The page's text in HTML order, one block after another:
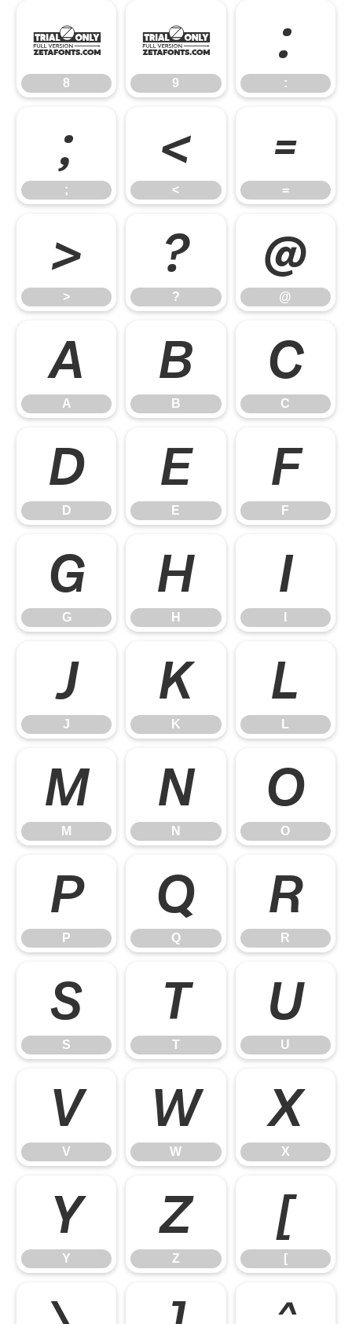
8
8
9
9
:
:
;
;
<
<
=
=
>
>
?
?
@
@
A
A
B
B
C
C
D
D
E
E
F
F
G
G
H
H
I
J
J
K
K
L
L
M
M
N
N
O
O
P
P
Q
Q
R
R
S
S
T
T
U
U
V
V
W
W
X
X
Y
Y
Z
Z
[
[